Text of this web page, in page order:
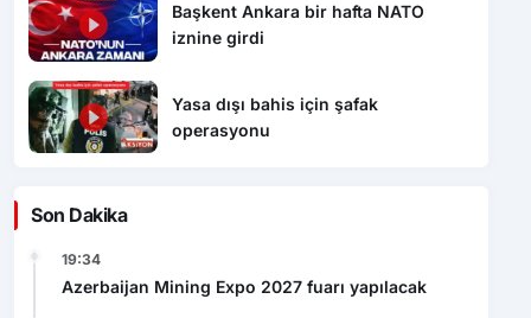
Başkent Ankara bir hafta NATO
iznine girdi
Yasa dışı bahis için şafak
operasyonu
Son Dakika
19:34
Azerbaijan Mining Expo 2027 fuarı yapılacak